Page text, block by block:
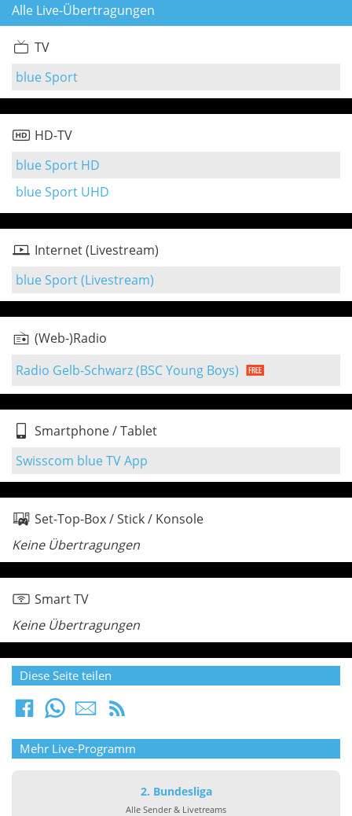
Alle Live-Übertragungen
TV
blue Sport
HD-TV
blue Sport HD
blue Sport UHD
Internet (Livestream)
blue Sport (Livestream)
(Web-)Radio
Radio Gelb-Schwarz (BSC Young Boys)
Smartphone / Tablet
Swisscom blue TV App
Set-Top-Box / Stick / Konsole
Keine Übertragungen
Smart TV
Keine Übertragungen
Diese Seite teilen
Mehr Live-Programm
2. Bundesliga
Alle Sender & Livetreams